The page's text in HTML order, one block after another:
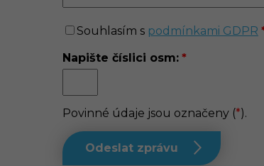
Souhlasím s podmínkami GDPR
Napište číslici osm:
Povinné údaje jsou označeny (*).